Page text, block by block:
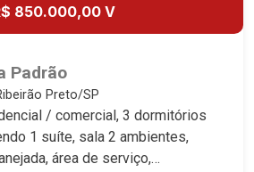
850.000,00 V
Padrão
Preto/SP
/ comercial, 3 dormitórios
1 suíte, sala 2 ambientes,
área de serviço,